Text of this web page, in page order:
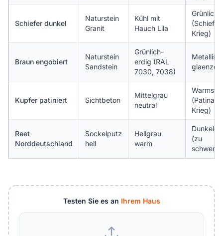
Schiefer dunkel
Naturstein
Granit
Kühl mit
Hauch Lila
Grünlich
(Schiefer-
Krieg)
Braun engobiert
Naturstein
Sandstein
Grünlich-
erdig (RAL
7030, 7038)
Kupfer patiniert Sichtbeton
Mittelgrau
neutral
(Patina-
Krieg)
Reet
Norddeutschland
Sockelputz
hell
Hellgrau
warm
(zu
schwer)
Testen Sie es an Ihrem Haus